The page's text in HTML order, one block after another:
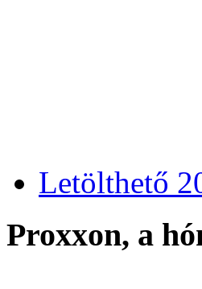
Letölthető
Proxxon, a